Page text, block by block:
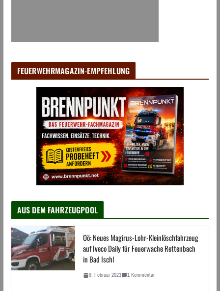
FEUERWEHRMAGAZIN-EMPFEHLUNG
AUS DEM FAHRZEUGPOOL
Oö: Neues Magirus-Lohr-Kleinlöschfahrzeug
auf Iveco Daily für Feuerwache Rettenbach
in Bad Ischl
9. Februar 2023 1 Kommentar